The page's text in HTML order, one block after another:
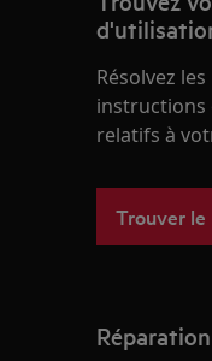
Résolvez
instructions
relatifs à
Trouver